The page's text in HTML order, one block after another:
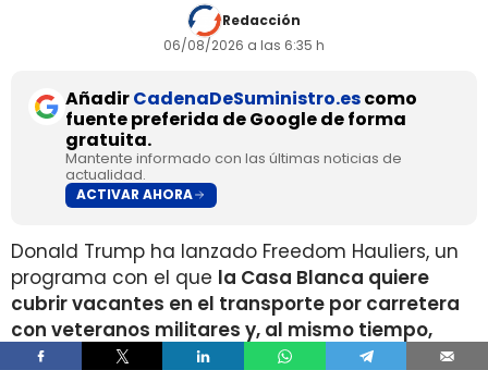
Redacción
06/08/2026 a las 6:35 h
AñadirCadenaDeSuministro.escomo
fuente preferida de Google de forma
gratuita.
Mantente informado con las últimas noticias de
actualidad.
ACTIVAR AHORA
Donald Trump ha lanzado Freedom Hauliers, un
programa con el que la Casa Blanca quiere
cubrir vacantes en el transporte por carretera
con veteranos militares y, al mismo tiempo,
endurecer los controles sobre conductores